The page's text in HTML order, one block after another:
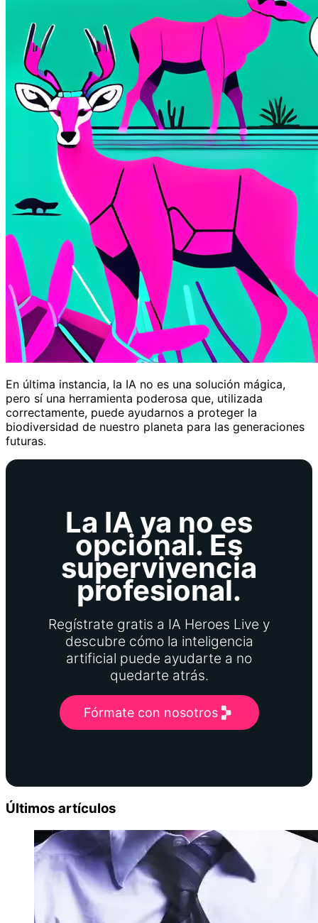
En última instancia, la IA no es una solución mágica,
pero sí una herramienta poderosa que, utilizada
correctamente, puede ayudarnos a proteger la
biodiversidad de nuestro planeta para las generaciones
futuras.
La IA ya no es
opcional. Es
supervivencia
profesional.
Regístrate gratis a IA Heroes Live y
descubre cómo la inteligencia
artificial puede ayudarte a no
quedarte atrás.
Fórmate con nosotros
Últimos artículos